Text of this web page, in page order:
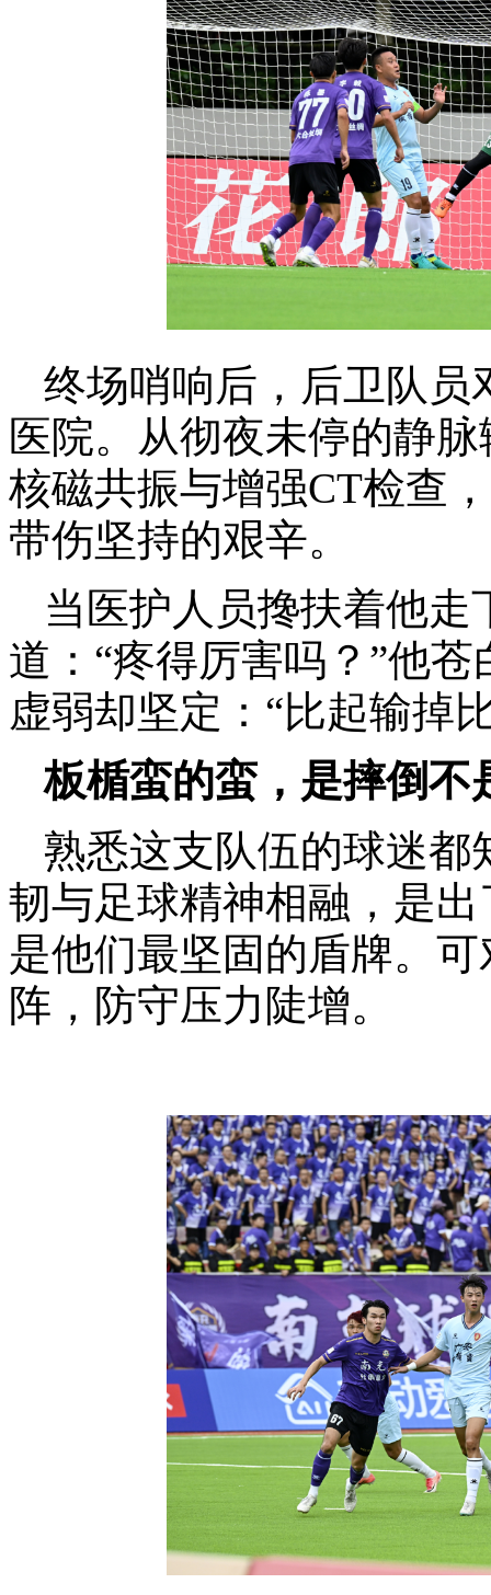
终场哨响后，后卫队员
医院。从彻夜未停的静
核磁共振与增强CT检查
带伤坚持的艰辛。
当医护人员搀扶着他
道：“疼得厉害吗？”他
虚弱却坚定：“比起输掉
板楯蛮的蛮，是摔倒不
熟悉这支队伍的球迷都
韧与足球精神相融，是
是他们最坚固的盾牌。
阵，防守压力陡增。